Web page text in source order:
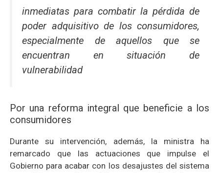
inmediatas para combatir la pérdida de
poder adquisitivo de los consumidores,
especialmente de aquellos que se
encuentran en situación de
vulnerabilidad
Por una reforma integral que beneficie a los
consumidores
Durante su intervención, además, la ministra ha
remarcado que las actuaciones que impulse el
Gobierno para acabar con los desajustes del sistema